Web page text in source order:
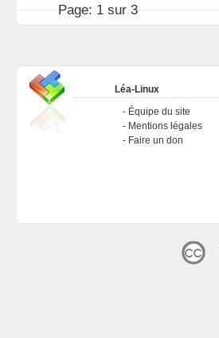
Page: 1 sur 3
Léa-Linux
Équipe du site
Mentions légales
Faire un don